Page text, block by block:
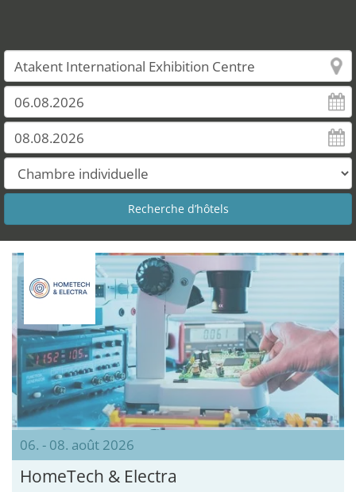
06. - 08. août 2026
HomeTech & Electra